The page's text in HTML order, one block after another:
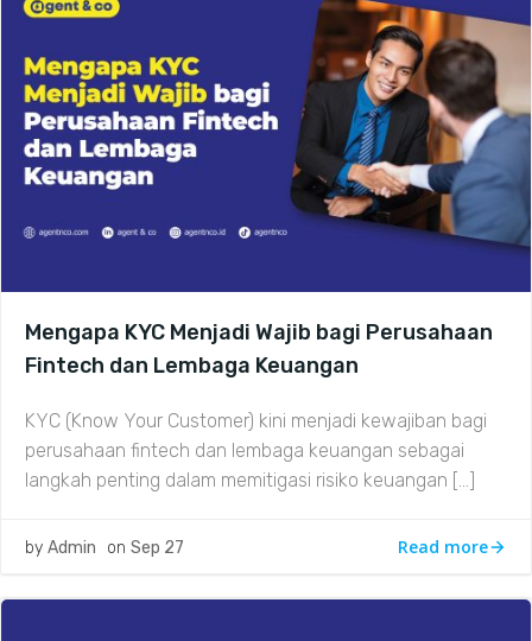
Mengapa KYC Menjadi Wajib bagi Perusahaan
Fintech dan Lembaga Keuangan
KYC (Know Your Customer) kini menjadi kewajiban bagi
perusahaan fintech dan lembaga keuangan sebagai
langkah penting dalam memitigasi risiko keuangan […]
by Admin on Sep 27 Read more